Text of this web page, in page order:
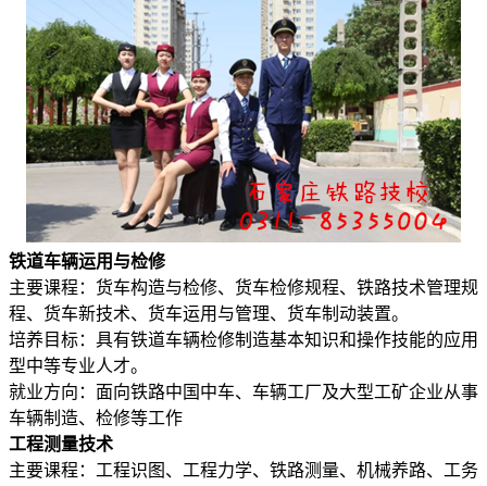
铁道车辆运用与检修
主要课程：货车构造与检修、货车检修规程、铁路技术管理规
程、货车新技术、货车运用与管理、货车制动装置。
培养目标：具有铁道车辆检修制造基本知识和操作技能的应用
型中等专业人才。
就业方向：面向铁路中国中车、车辆工厂及大型工矿企业从事
车辆制造、检修等工作
工程测量技术
主要课程：工程识图、工程力学、铁路测量、机械养路、工务